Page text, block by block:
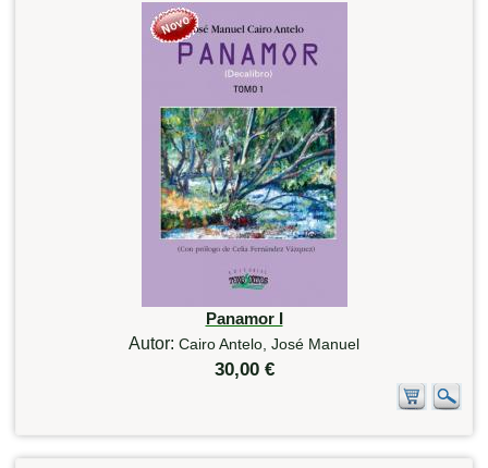
Panamor I
Autor: Cairo Antelo, José Manuel
30,00 €